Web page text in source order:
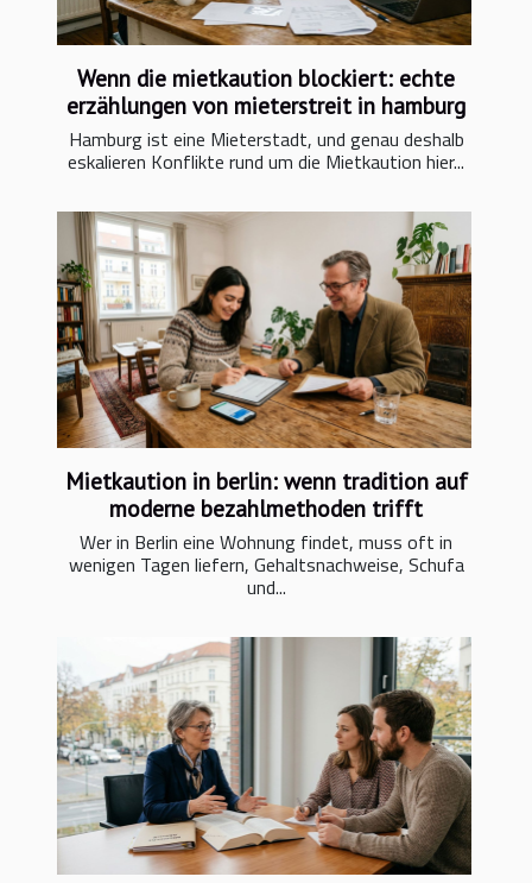
Wenn die mietkaution blockiert: echte
erzählungen von mieterstreit in hamburg
Hamburg ist eine Mieterstadt, und genau deshalb
eskalieren Konflikte rund um die Mietkaution hier...
Mietkaution in berlin: wenn tradition auf
moderne bezahlmethoden trifft
Wer in Berlin eine Wohnung findet, muss oft in
wenigen Tagen liefern, Gehaltsnachweise, Schufa
und...